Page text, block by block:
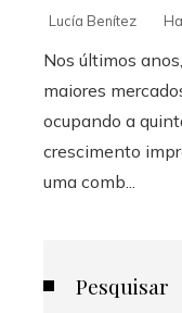
Lucía Benítez
Nos últimos
maiores
ocupando a
crescimento
uma comb...
Pesquisar